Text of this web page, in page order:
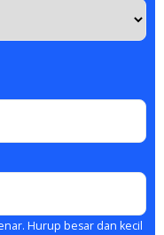
Hurup besar dan kecil